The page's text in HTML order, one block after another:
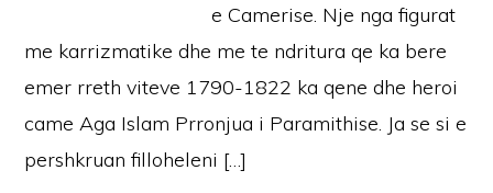
e Camerise. Nje nga figurat
me karrizmatike dhe me te ndritura qe ka bere
emer rreth viteve 1790-1822 ka qene dhe heroi
came Aga Islam Prronjua i Paramithise. Ja se si e
pershkruan filloheleni […]